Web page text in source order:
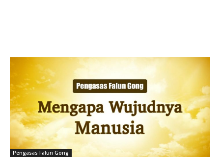
Pengasas Falun Gong